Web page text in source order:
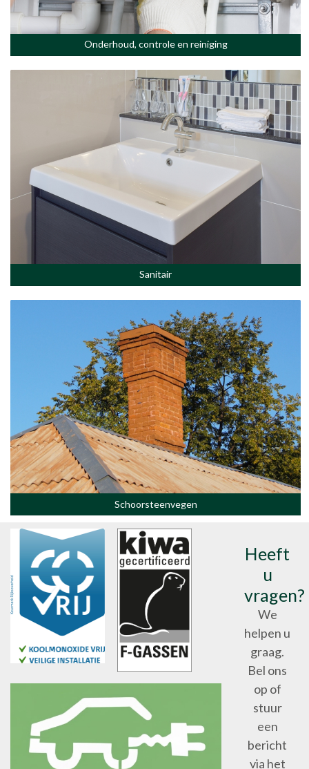
Onderhoud, controle en reiniging
Sanitair
Schoorsteenvegen
Heeft
u
vragen?
We
helpen u
graag.
Bel ons
op of
stuur
een
bericht
via het